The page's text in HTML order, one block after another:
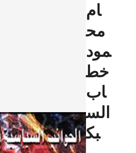
ام
مح
مود
خط
اب
الس
بك